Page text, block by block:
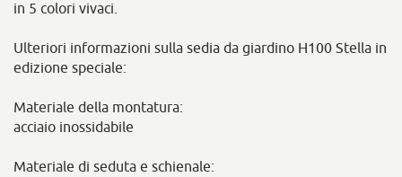
in 5 colori vivaci.
Ulteriori informazioni sulla sedia da giardino H100 Stella in
edizione speciale:
Materiale della montatura:
acciaio inossidabile
Materiale di seduta e schienale: